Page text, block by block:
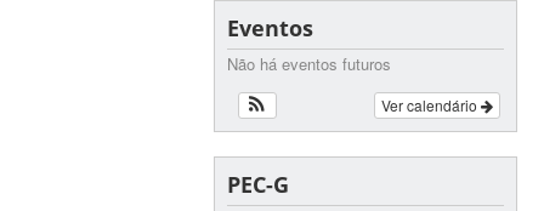
Eventos
Não há eventos futuros
Ver calendário
PEC-G